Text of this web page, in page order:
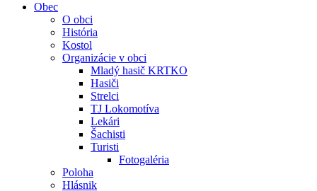
Obec
O obci
História
Kostol
Organizácie v obci
Mladý hasič KRTKO
Hasiči
Strelci
TJ Lokomotíva
Lekári
Šachisti
Turisti
Fotogaléria
Poloha
Hlásnik